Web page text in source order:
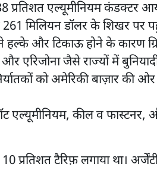
एल्यूमीनियम कंडक्टर
मिलियन डॉलर के शिखर पर
और टिकाऊ होने के कारण
एरिजोना जैसे राज्यों में
को अमेरिकी बाज़ार की
एल्यूमीनियम, कील व फास्टनर,
प्रतिशत टैरिफ़ लगाया था।